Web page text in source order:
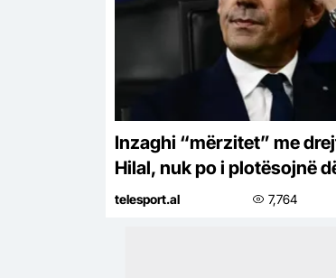
Inzaghi “mërzitet” me
Hilal, nuk po i plotësojnë
krahun e djathtë të sulmit
telesport.al 7,764